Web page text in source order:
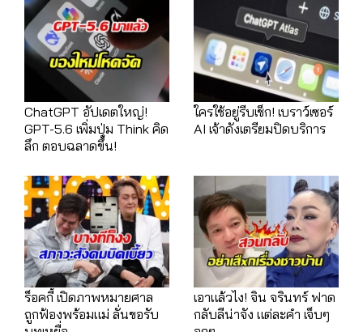
ChatGPT อัปเดตใหญ่!
GPT-5.6 เพิ่มปุ่ม Think คิด
ลึก ตอบฉลาดขึ้น!
ใครใช้อยู่รีบเช็ก! เบราว์เซอร์
AI เจ้าดังเตรียมปิดบริการ
ร็อคกี้ เปิดภาพหมายศาล
ถูกฟ้องพร้อมแม่ ลั่นขอรับ
เอาแล้วไง! จิน จรินทร์ ฟาด
กลับลีน่าจัง แต่ละคำ เจ็บๆ